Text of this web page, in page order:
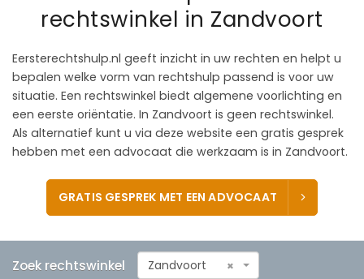
ADVOCAAT
CONTACT
rechtswinkel in Zandvoort
Eersterechtshulp.nl geeft inzicht in uw rechten en helpt u
bepalen welke vorm van rechtshulp passend is voor uw
situatie. Een rechtswinkel biedt algemene voorlichting en
een eerste oriëntatie. In Zandvoort is geen rechtswinkel.
Als alternatief kunt u via deze website een gratis gesprek
hebben met een advocaat die werkzaam is in Zandvoort.
GRATIS GESPREK MET EEN ADVOCAAT
Zoek rechtswinkel ×
Zandvoort